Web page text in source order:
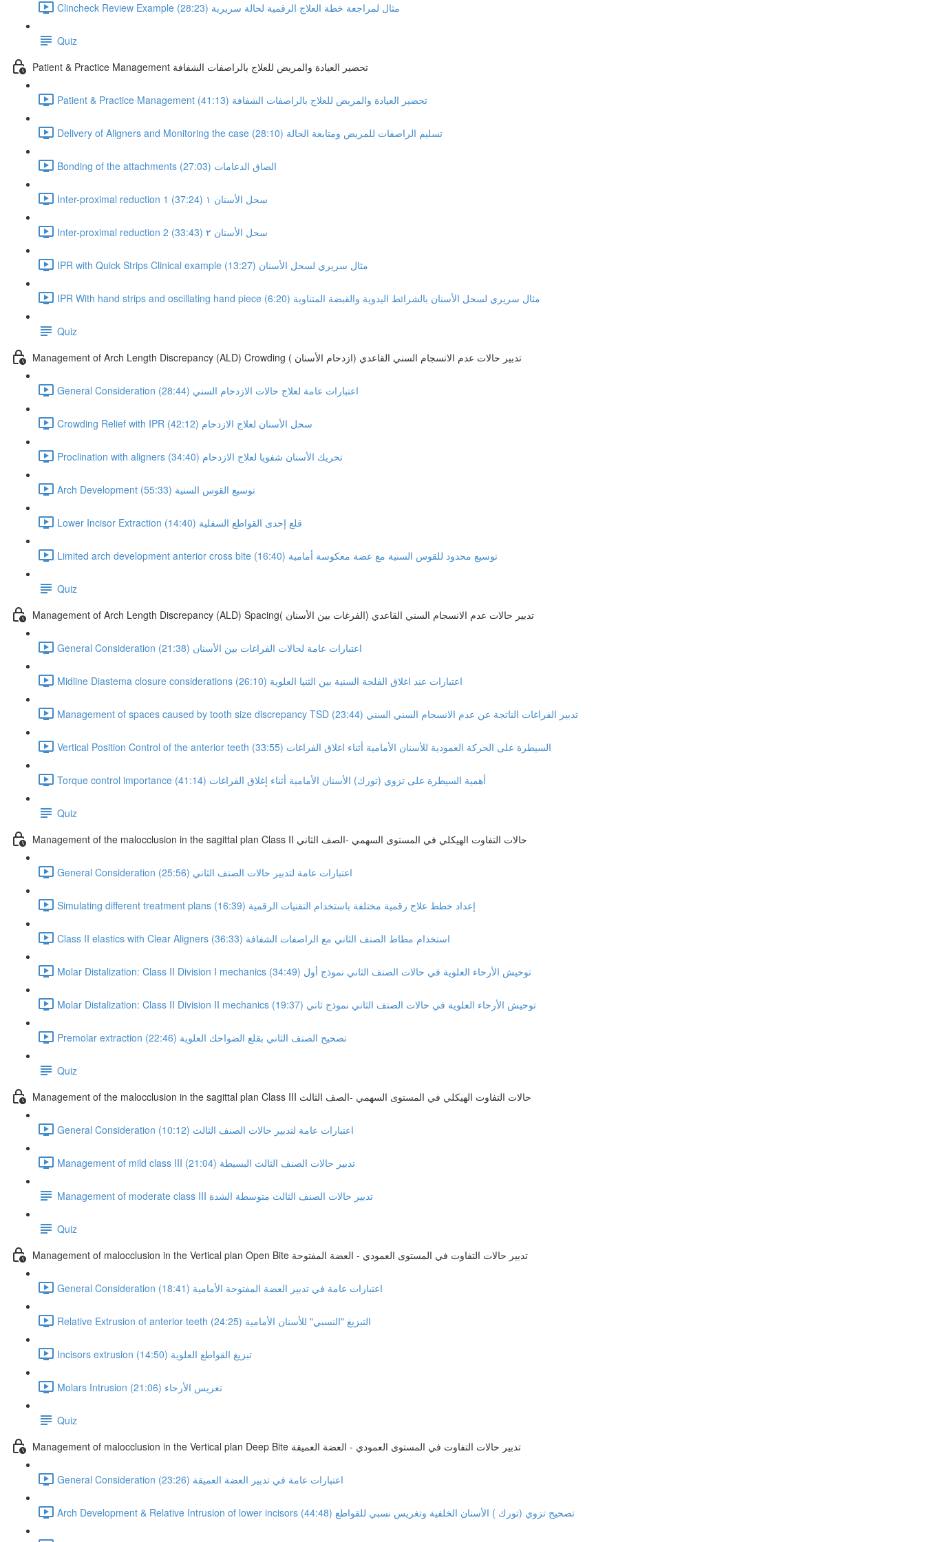
Clincheck Review Example مثال لمراجعة خطة العلاج الرقمية لحالة سريرية (28:23)
Quiz
Patient & Practice Management تحضير العيادة والمريض للعلاج بالراصفات الشفافة
Patient & Practice Management تحضير العيادة والمريض للعلاج بالراصفات الشفافة (41:13)
Delivery of Aligners and Monitoring the case تسليم الراصفات للمريض ومتابعة الحالة (28:10)
Bonding of the attachments الصاق الدعامات (27:03)
Inter-proximal reduction 1 سحل الأسنان ١ (37:24)
Inter-proximal reduction 2 سحل الأسنان ٢ (33:43)
IPR with Quick Strips Clinical example مثال سريري لسحل الأسنان (13:27)
IPR With hand strips and oscillating hand piece مثال سريري لسحل الأسنان بالشرائط اليدوية والقبضة المتناوبة (6:20)
Quiz
Management of Arch Length Discrepancy (ALD) Crowding ( تدبير حالات عدم الانسجام السني القاعدي (ازدحام الأسنان
General Consideration اعتبارات عامة لعلاج حالات الازدحام السني (28:44)
Crowding Relief with IPR سحل الأسنان لعلاج الازدحام (42:12)
Proclination with aligners تحريك الأسنان شفويا لعلاج الازدحام (34:40)
Arch Development توسيع القوس السنية (55:33)
Lower Incisor Extraction قلع إحدى القواطع السفلية (14:40)
Limited arch development anterior cross bite توسيع محدود للقوس السنية مع عضة معكوسة أمامية (16:40)
Quiz
Management of Arch Length Discrepancy (ALD) Spacing( تدبير حالات عدم الانسجام السني القاعدي (الفرغات بين الأسنان
General Consideration اعتبارات عامة لحالات الفراغات بين الأسنان (21:38)
Midline Diastema closure considerations اعتبارات عند اغلاق الفلجة السنية بين الثنيا العلوية (26:10)
Management of spaces caused by tooth size discrepancy TSD تدبير الفراغات الناتجة عن عدم الانسجام السني السني (23:44)
Vertical Position Control of the anterior teeth السيطرة على الحركة العمودية للأسنان الأمامية أثناء اغلاق الفراغات (33:55)
Torque control importance أهمية السيطرة على تزوي (تورك) الأسنان الأمامية أثناء إغلاق الفراغات (41:14)
Quiz
Management of the malocclusion in the sagittal plan Class II حالات التفاوت الهيكلي في المستوى السهمي -الصف الثاني
General Consideration اعتبارات عامة لتدبير حالات الصنف الثاني (25:56)
Simulating different treatment plans إعداد خطط علاج رقمية مختلفة باستخدام التقنيات الرقمية (16:39)
Class II elastics with Clear Aligners استخدام مطاط الصنف الثاني مع الراصفات الشفافة (36:33)
Molar Distalization: Class II Division I mechanics توحيش الأرحاء العلوية في حالات الصنف الثاني نموذج أول (34:49)
Molar Distalization: Class II Division II mechanics توحيش الأرحاء العلوية في حالات الصنف الثاني نموذج ثاني (19:37)
Premolar extraction تصحيح الصنف الثاني بقلع الضواحك العلوية (22:46)
Quiz
Management of the malocclusion in the sagittal plan Class III حالات التفاوت الهيكلي في المستوى السهمي -الصف الثالث
General Consideration اعتبارات عامة لتدبير حالات الصنف الثالث (10:12)
Management of mild class III تدبير حالات الصنف الثالث البسيطة (21:04)
Management of moderate class III تدبير حالات الصنف الثالث متوسطة الشدة
Quiz
Management of malocclusion in the Vertical plan Open Bite تدبير حالات التفاوت في المستوى العمودي - العضة المفتوحة
General Consideration اعتبارات عامة في تدبير العضة المفتوحة الأمامية (18:41)
Relative Extrusion of anterior teeth التبزيغ "النسبي" للأسنان الأمامية (24:25)
Incisors extrusion تبزيغ القواطع العلوية (14:50)
Molars Intrusion تغريس الأرحاء (21:06)
Quiz
Management of malocclusion in the Vertical plan Deep Bite تدبير حالات التفاوت في المستوى العمودي - العضة العميقة
General Consideration اعتبارات عامة في تدبير العضة العميقة (23:26)
Arch Development & Relative Intrusion of lower incisors تصحيح تزوي (تورك ) الأسنان الخلفية وتغريس نسبي للقواطع (44:48)